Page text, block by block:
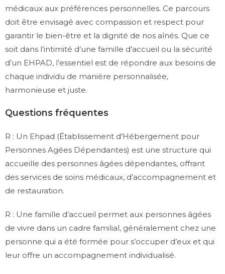
médicaux aux préférences personnelles. Ce parcours
doit être envisagé avec compassion et respect pour
garantir le bien-être et la dignité de nos aînés. Que ce
soit dans l’intimité d’une famille d’accueil ou la sécurité
d’un EHPAD, l’essentiel est de répondre aux besoins de
chaque individu de manière personnalisée,
harmonieuse et juste.
Questions fréquentes
R : Un Ehpad (Établissement d’Hébergement pour
Personnes Agées Dépendantes) est une structure qui
accueille des personnes âgées dépendantes, offrant
des services de soins médicaux, d’accompagnement et
de restauration.
R : Une famille d’accueil permet aux personnes âgées
de vivre dans un cadre familial, généralement chez une
personne qui a été formée pour s’occuper d’eux et qui
leur offre un accompagnement individualisé.